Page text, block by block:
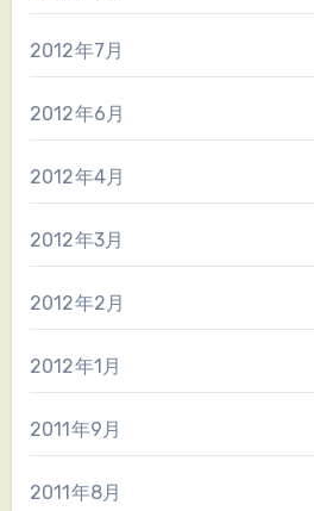
2012年7月
2012年6月
2012年4月
2012年3月
2012年2月
2012年1月
2011年9月
2011年8月